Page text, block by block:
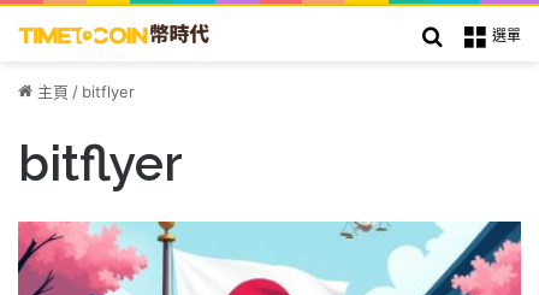
選單
搜索
主頁 / bitflyer
bitflyer